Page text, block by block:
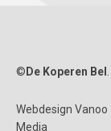
© De Koperen Bel
Webdesign Vanoo
Media